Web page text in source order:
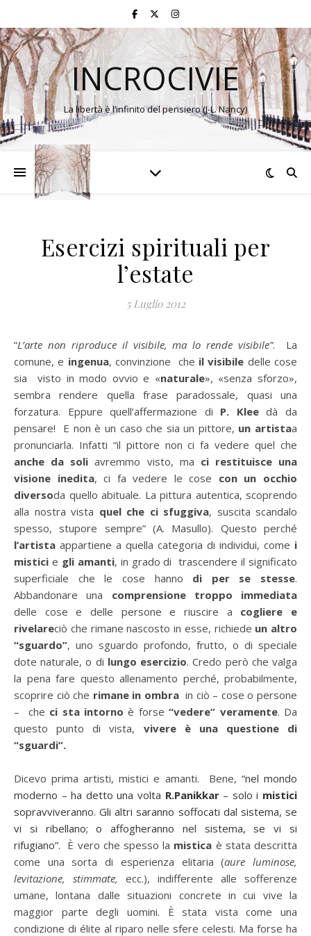
INCROCIVIE
La libertà è l’infinito del pensiero (J-L. Nancy)
Esercizi spirituali per
l’estate
5 Luglio 2012
“L’arte non riproduce il visibile, ma lo rende visibile”. La
comune, e ingenua, convinzione che il visibile delle cose
sia visto in modo ovvio e «naturale», «senza sforzo»,
sembra rendere quella frase paradossale, quasi una
forzatura. Eppure quell’affermazione di P. Kleedà da
pensare! E non è un caso che sia un pittore, un artistaa
pronunciarla. Infatti “il pittore non ci fa vedere quel che
anche da soli avremmo visto, ma ci restituisce una
visione inedita, ci fa vedere le cose con un occhio
diversoda quello abituale. La pittura autentica, scoprendo
alla nostra vista quel che ci sfuggiva, suscita scandalo
spesso, stupore sempre” (A. Masullo). Questo perché
l’artista appartiene a quella categoria di individui, come i
mistici e gli amanti, in grado di trascendere il significato
superficiale che le cose hanno di per se stesse.
Abbandonare una comprensione
troppo immediata
delle cose e delle persone e riuscire a cogliere e
rivelareciò che rimane nascosto in esse, richiede un altro
“sguardo”, uno sguardo profondo, frutto, o di speciale
dote naturale, o di lungo esercizio. Credo però che valga
la pena fare questo allenamento perché, probabilmente,
scoprire ciò che rimane in ombrain ciò – cose o persone
– che ci sta intorno è forse“vedere” veramente. Da
questo punto di vista, vivere è una questione di
“sguardi”.
Dicevo prima artisti, mistici e amanti. Bene, “nel mondo
moderno – ha detto una volta R.Panikkar– solo i mistici
sopravviveranno. Gli altri saranno soffocati dal sistema, se
vi si ribellano; o affogheranno nel sistema, se vi si
rifugiano”. È vero che spesso la mistica è stata descritta
come una sorta di esperienza elitaria (aure luminose,
levitazione, stimmate, ecc.), indifferente alle sofferenze
umane, lontana dalle situazioni concrete in cui vive la
maggior parte degli uomini. È stata vista come una
condizione di élite al riparo nelle sfere celesti. Ma forse ha